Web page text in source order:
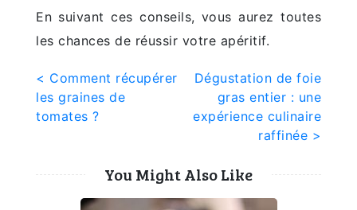
En suivant ces conseils, vous aurez toutes
les chances de réussir votre apéritif.
Post
navigation
< Comment récupérer
les graines de
tomates ?
Dégustation de foie
gras entier : une
expérience culinaire
raffinée >
You Might Also Like